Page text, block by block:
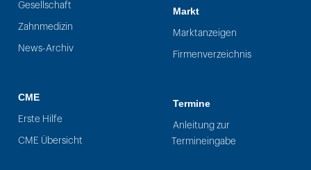
Gesellschaft
Zahnmedizin
News-Archiv
CME
Erste Hilfe
CME Übersicht
Markt
Marktanzeigen
Firmenverzeichnis
Termine
Anleitung zur
Termineingabe